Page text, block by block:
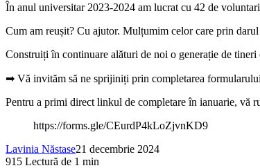
În anul universitar 2023-2024 am lucrat cu 42 de
Cum am reușit? Cu ajutor. Mulțumim celor care prin
Construiți în continuare alături de noi o generație de
➡ Vă invităm să ne sprijiniți prin completarea
Pentru a primi direct linkul de completare în ianuarie, vă
https://forms.gle/CEurdP4kLoZjvnKD9
Lavinia Năstase21 decembrie 2024
915 Lectură de 1 min